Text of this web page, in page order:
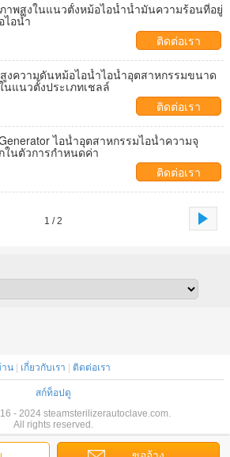
าพสูงในแนวตั้งหม้อไอน้ำน้ำมันความร้อนที่อยู่
ไอน้ำ
ติดต่อเรา
งความดันหม้อไอน้ำไอน้ำอุตสาหกรรมขนาด
นแนวตั้งประเภทเชลล์
ติดต่อเรา
ไอน้ำอุตสาหกรรมไอน้ำความจุ
ในตัวการกำหนดค่า
ติดต่อเรา
1 / 2
น เกี่ยวกับเรา ติดต่อเรา
สก์ท็อปดู
- 2024 steamsterilizerautoclave.com.
All rights reserved.